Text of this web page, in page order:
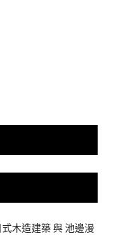
木造建築 與 池邊漫